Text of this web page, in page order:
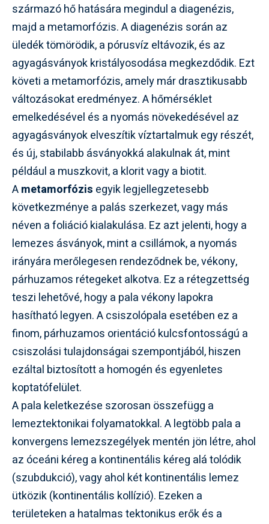
származó hő hatására megindul a diagenézis,
majd a metamorfózis. A diagenézis során az
üledék tömörödik, a pórusvíz eltávozik, és az
agyagásványok kristályosodása megkezdődik. Ezt
követi a metamorfózis, amely már drasztikusabb
változásokat eredményez. A hőmérséklet
emelkedésével és a nyomás növekedésével az
agyagásványok elveszítik víztartalmuk egy részét,
és új, stabilabb ásványokká alakulnak át, mint
például a muszkovit, a klorit vagy a biotit.
Ametamorfózis egyik legjellegzetesebb
következménye a palás szerkezet, vagy más
néven a foliáció kialakulása. Ez azt jelenti, hogy a
lemezes ásványok, mint a csillámok, a nyomás
irányára merőlegesen rendeződnek be, vékony,
párhuzamos rétegeket alkotva. Ez a rétegzettség
teszi lehetővé, hogy a pala vékony lapokra
hasítható legyen. A csiszolópala esetében ez a
finom, párhuzamos orientáció kulcsfontosságú a
csiszolási tulajdonságai szempontjából, hiszen
ezáltal biztosított a homogén és egyenletes
koptatófelület.
A pala keletkezése szorosan összefügg a
lemeztektonikai folyamatokkal. A legtöbb pala a
konvergens lemezszegélyek mentén jön létre, ahol
az óceáni kéreg a kontinentális kéreg alá tolódik
(szubdukció), vagy ahol két kontinentális lemez
ütközik (kontinentális kollízió). Ezeken a
területeken a hatalmas tektonikus erők és a